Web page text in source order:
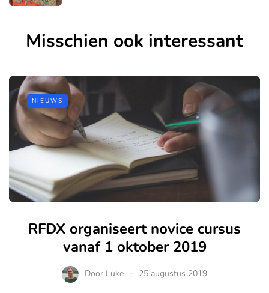
Misschien ook interessant
NIEUWS
RFDX organiseert novice cursus
vanaf 1 oktober 2019
Door Luke 25 augustus 2019